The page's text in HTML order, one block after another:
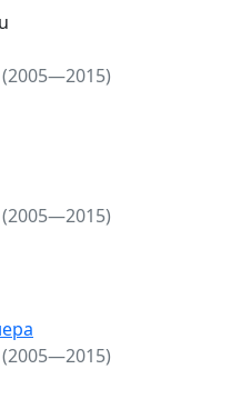
(2005—2015)
(2005—2015)
(2005—2015)